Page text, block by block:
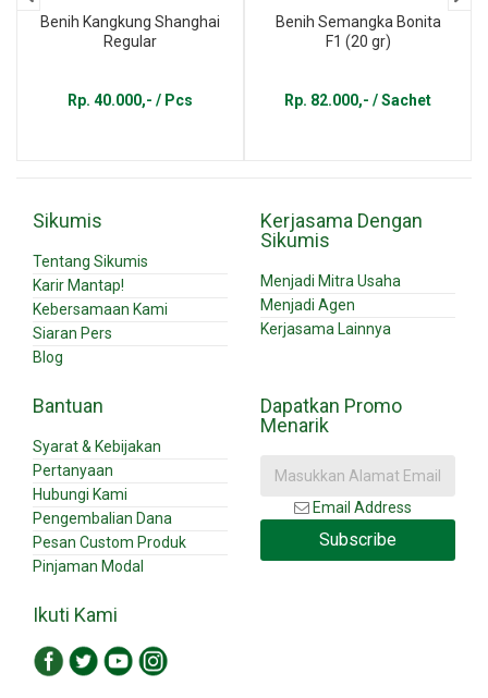
Benih Kangkung Shanghai
Regular
Rp. 40.000,- / Pcs
Benih Semangka Bonita
F1 (20 gr)
Rp. 82.000,- / Sachet
Sikumis
Tentang Sikumis
Karir Mantap!
Kebersamaan Kami
Siaran Pers
Blog
Kerjasama Dengan
Sikumis
Menjadi Mitra Usaha
Menjadi Agen
Kerjasama Lainnya
Bantuan
Syarat & Kebijakan
Pertanyaan
Hubungi Kami
Pengembalian Dana
Pesan Custom Produk
Pinjaman Modal
Dapatkan Promo
Menarik
Email Address
Subscribe
Ikuti Kami